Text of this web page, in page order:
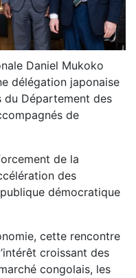
Daniel Mukoko
délégation japonaise
du Département des
de
de la
des
démocratique
cette rencontre
croissant des
congolais, les